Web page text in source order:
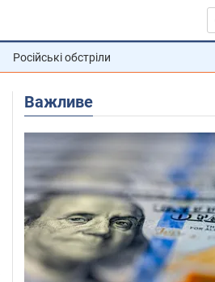
Російські обстріли
Важливе